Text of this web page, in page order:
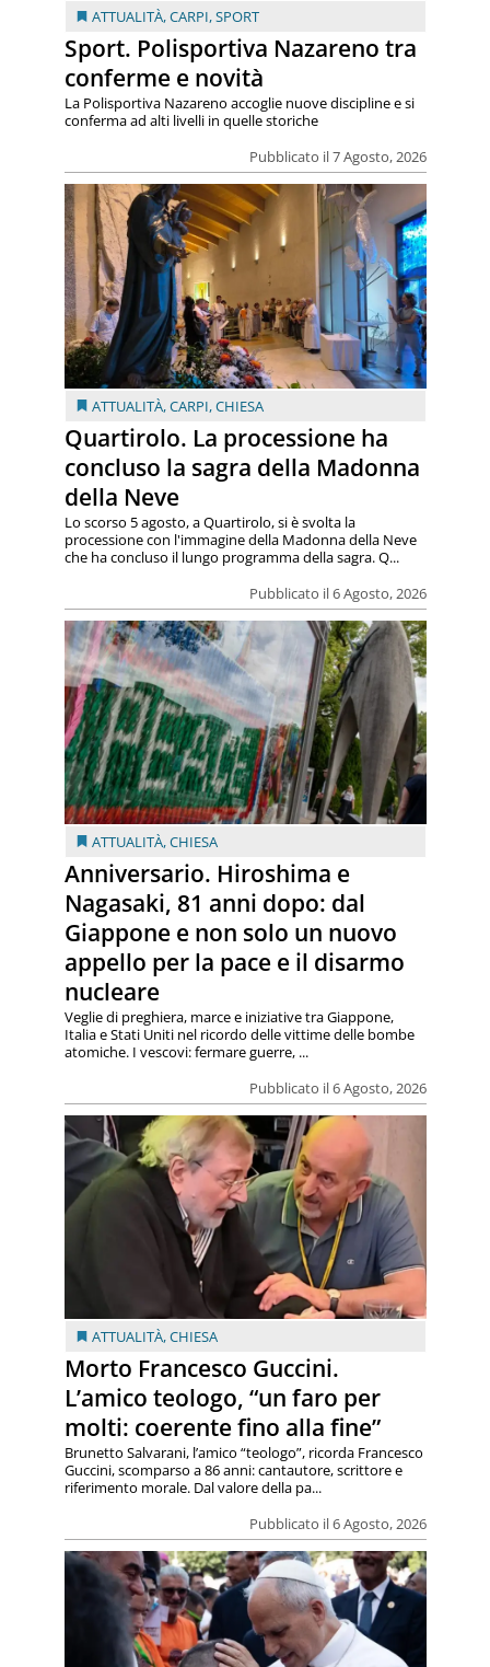
ATTUALITÀ,CARPI,SPORT
Sport. Polisportiva Nazareno tra
conferme e novità
Pubblicato il 7 Agosto, 2026
La Polisportiva Nazareno accoglie nuove discipline e si
conferma ad alti livelli in quelle storiche
ATTUALITÀ,CARPI,CHIESA
Quartirolo. La processione ha
concluso la sagra della Madonna
della Neve
Pubblicato il 6 Agosto, 2026
Lo scorso 5 agosto, a Quartirolo, si è svolta la
processione con l'immagine della Madonna della Neve
che ha concluso il lungo programma della sagra. Q...
ATTUALITÀ,CHIESA
Anniversario. Hiroshima e
Nagasaki, 81 anni dopo: dal
Giappone e non solo un nuovo
appello per la pace e il disarmo
nucleare
Pubblicato il 6 Agosto, 2026
Veglie di preghiera, marce e iniziative tra Giappone,
Italia e Stati Uniti nel ricordo delle vittime delle bombe
atomiche. I vescovi: fermare guerre, ...
ATTUALITÀ,CHIESA
Morto Francesco Guccini.
L’amico teologo, “un faro per
molti: coerente fino alla fine”
Pubblicato il 6 Agosto, 2026
Brunetto Salvarani, l’amico “teologo”, ricorda Francesco
Guccini, scomparso a 86 anni: cantautore, scrittore e
riferimento morale. Dal valore della pa...